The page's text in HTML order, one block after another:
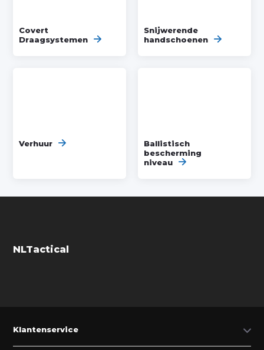
Covert
Draagsystemen
Snijwerende
handschoenen
Verhuur
Ballistisch
bescherming
niveau
NLTactical
Klantenservice